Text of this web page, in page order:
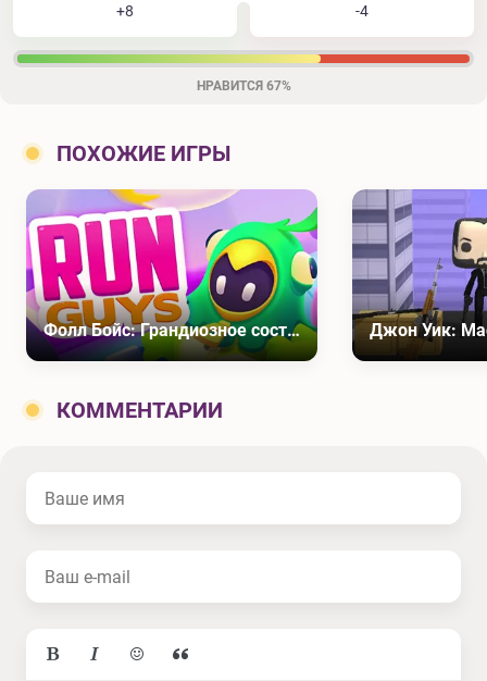
+8
Нравится
-4Не нравится
НРАВИТСЯ 67%
ПОХОЖИЕ ИГРЫ
Фолл Бойс: Грандиозное состязание Джон Уик:
КОММЕНТАРИИ